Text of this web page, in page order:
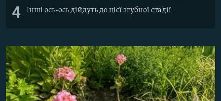
4 Інші ось-ось дійдуть до цієї згубної стадії